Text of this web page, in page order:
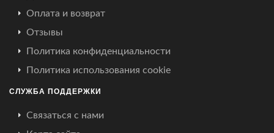
Оплата и возврат
Отзывы
Политика конфиденциальности
Политика использования cookie
СЛУЖБА ПОДДЕРЖКИ
Связаться с нами